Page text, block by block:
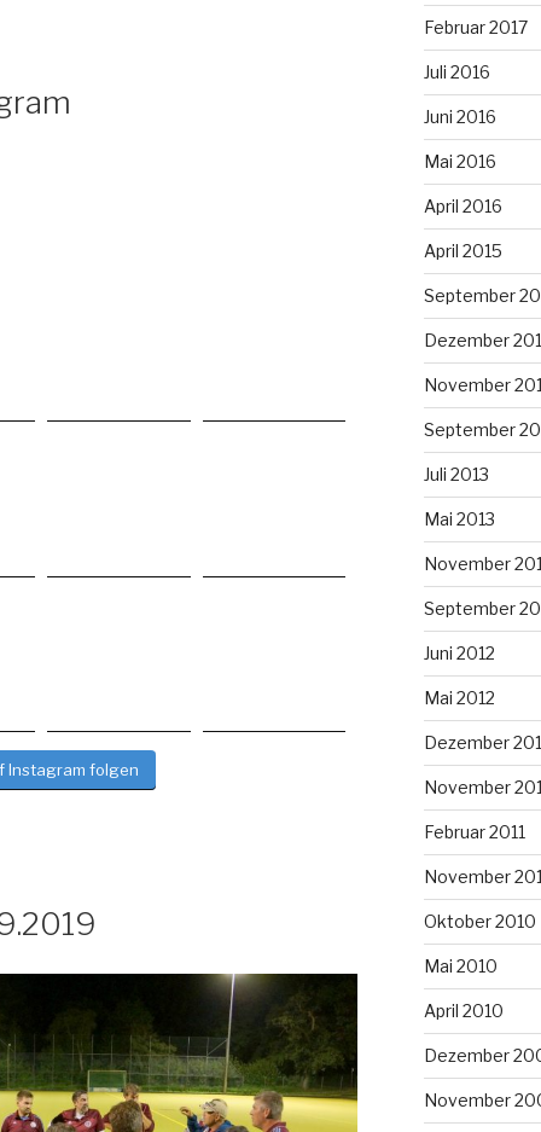
Instagram folgen
Februar 2017
Juli 2016
Juni 2016
Mai 2016
April 2016
April 2015
September
Dezember
November
September
Juli 2013
Mai 2013
November
September
Juni 2012
Mai 2012
Dezember
November
Februar 2011
November
Oktober 2010
Mai 2010
April 2010
Dezember
November